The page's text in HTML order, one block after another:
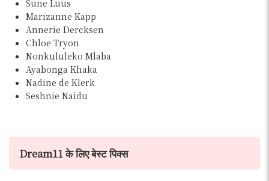
Sune Luus
Marizanne Kapp
Annerie Dercksen
Chloe Tryon
Nonkululeko Mlaba
Ayabonga Khaka
Nadine de Klerk
Seshnie Naidu
Dream11 के लिए बेस्ट पिक्स